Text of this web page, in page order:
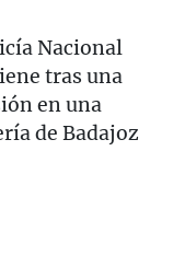
Nacional
tras una
en una
de Badajoz